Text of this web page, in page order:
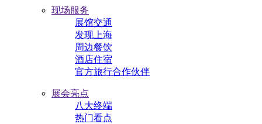
现场服务
展馆交通
发现上海
周边餐饮
酒店住宿
官方旅行合作伙伴
展会亮点
八大终端
热门看点